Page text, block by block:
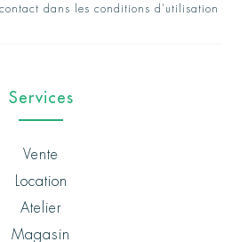
dans les conditions d'utilisation
Services
Vente
Location
Atelier
Magasin